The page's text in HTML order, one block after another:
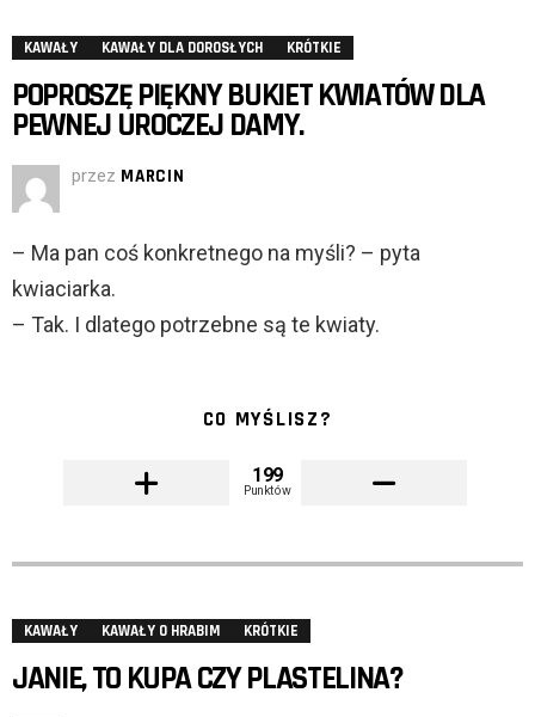
KAWAŁY KAWAŁY DLA DOROSŁYCH KRÓTKIE
POPROSZĘ PIĘKNY BUKIET KWIATÓW DLA
PEWNEJ UROCZEJ DAMY.
przez MARCIN
– Ma pan coś konkretnego na myśli? – pyta
kwiaciarka.
– Tak. I dlatego potrzebne są te kwiaty.
CO MYŚLISZ?
199
Punktów
KAWAŁY KAWAŁY O HRABIM KRÓTKIE
JANIE, TO KUPA CZY PLASTELINA?